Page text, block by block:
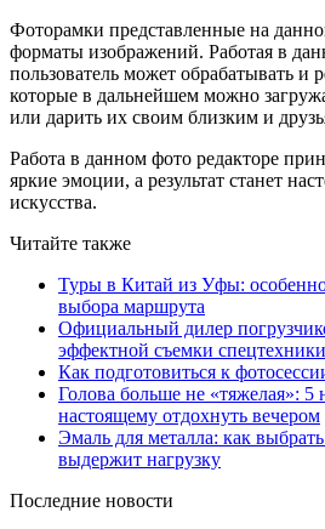
Фоторамки представленные на
форматы изображений. Работая в
пользователь может обрабатывать и
которые в дальнейшем можно
или дарить их своим близким и
Работа в данном фото редакторе
яркие эмоции, а результат станет
искусства.
Читайте также
Туры в Китай из Уфы:
выбора маршрута
Официальный дилер
эффектной съемки спецтехники
Как подготовиться к
Голова больше не «тяжелая»: 5
настоящему отдохнуть вечером
Эмаль для металла: как
выдержит нагрузку
Последние новости